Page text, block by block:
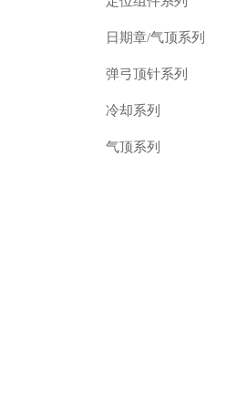
日期章/气顶系列
弹弓顶针系列
冷却系列
气顶系列